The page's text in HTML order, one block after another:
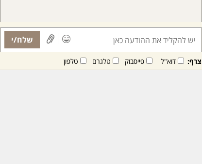
שלח/י
צרף: דוא"ל פייסבוק טלגרם טלפון